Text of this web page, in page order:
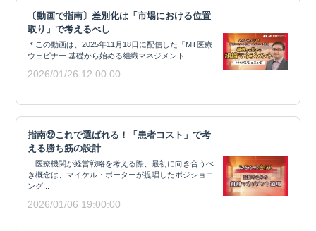
〔動画で指南〕差別化は「市場における位置
取り」で考えるべし
＊この動画は、2025年11月18日に配信した「MT医療
ウェビナー 基礎から始める組織マネジメント ...
2026/01/26 12:00:00
指南㉒これで選ばれる！「患者コスト」で考
える勝ち筋の設計
医療機関が経営戦略を考える際、最初に向き合うべ
き概念は、マイケル・ポーターが提唱したポジショニ
ング...
2026/01/06 19:00:00